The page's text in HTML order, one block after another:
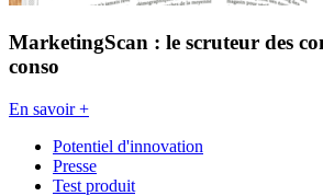
MarketingScan : le scruteur des
conso
En savoir +
Potentiel d'innovation
Presse
Test produit